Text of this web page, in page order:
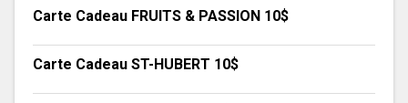
Carte Cadeau FRUITS & PASSION 10$
Carte Cadeau ST-HUBERT 10$